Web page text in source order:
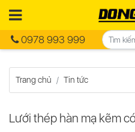
0978 993 999
Trang chủ Tin tức
Lưới thép hàn mạ kẽm